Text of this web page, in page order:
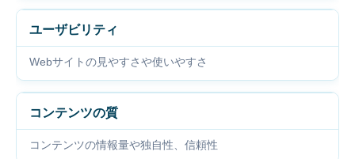
ユーザビリティ
Webサイトの見やすさや使いやすさ
コンテンツの質
コンテンツの情報量や独自性、信頼性